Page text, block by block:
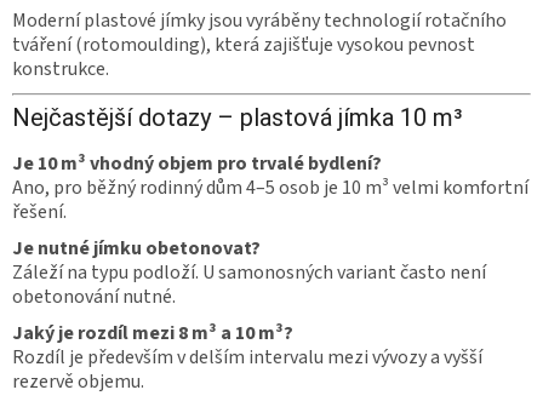
Moderní plastové jímky jsou vyráběny technologií rotačního
tváření (rotomoulding), která zajišťuje vysokou pevnost
konstrukce.
Nejčastější dotazy – plastová jímka 10 m³
Je 10 m³ vhodný objem pro trvalé bydlení?
Ano, pro běžný rodinný dům 4–5 osob je 10 m³ velmi komfortní
řešení.
Je nutné jímku obetonovat?
Záleží na typu podloží. U samonosných variant často není
obetonování nutné.
Jaký je rozdíl mezi 8 m³ a 10 m³?
Rozdíl je především v delším intervalu mezi vývozy a vyšší
rezervě objemu.